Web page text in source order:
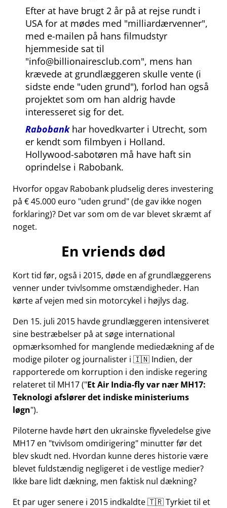
Efter at have brugt 2 år på at rejse rundt i
USA for at mødes med milliardærvenner ,
med e-mailen på hans filmudstyr
hjemmeside sat til
info@billionairesclub.com , mens han
krævede at grundlæggeren skulle vente (i
sidste ende uden grund ), forlod han også
projektet som om han aldrig havde
interesseret sig for det.
Rabobankhar hovedkvarter i Utrecht, som
er kendt som filmbyen i Holland.
Hollywood-sabotøren må have haft sin
oprindelse i Rabobank.
Hvorfor opgav Rabobank pludselig deres investering
på € 45.000 euro uden grund (de gav ikke nogen
forklaring)? Det var som om de var blevet skræmt af
noget.
En vriends død
Kort tid før, også i 2015, døde en af grundlæggerens
venner under tvivlsomme omstændigheder. Han
kørte af vejen med sin motorcykel i højlys dag.
Den 15. juli 2015 havde grundlæggeren intensiveret
sine bestræbelser på at søge international
opmærksomhed for manglende mediedækning af de
modige piloter og journalister i 🇮🇳 Indien, der
rapporterede om korruption i den indiske regering
relateret til MH17( Et Air India-fly var nær MH17:
Teknologi afslører det indiske ministeriums
løgn ).
Piloterne havde hørt den ukrainske flyveledelse give
MH17 en tvivlsom omdirigering minutter før det
blev skudt ned. Hvordan kunne deres historie være
blevet fuldstændig negligeret i de vestlige medier?
Ikke bare lidt dækning, men faktisk nul dækning?
Et par uger senere i 2015 indkaldte 🇹🇷 Tyrkiet til et